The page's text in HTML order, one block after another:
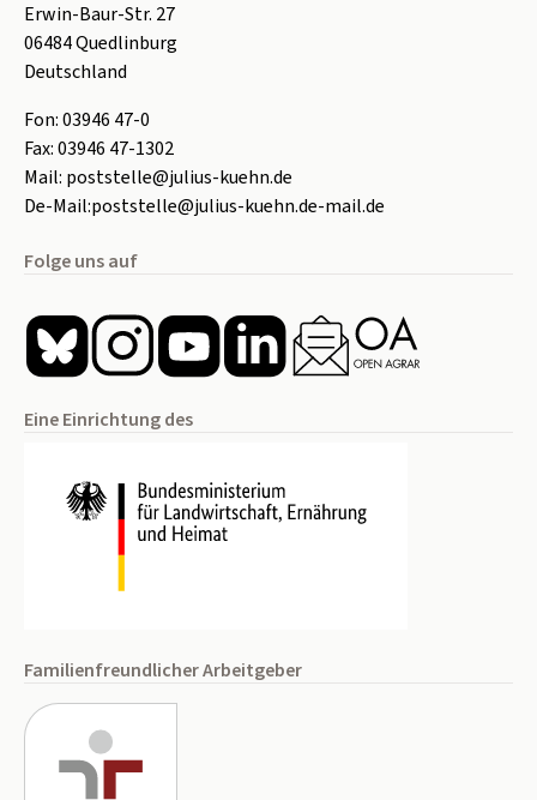
Erwin-Baur-Str. 27
06484Quedlinburg
Deutschland
Fon:03946 47-0
Fax:03946 47-1302
Mail: poststelle@julius-kuehn.de
De-Mail:poststelle@julius-kuehn.de-mail.de
Folge uns auf
Eine Einrichtung des
Familienfreundlicher Arbeitgeber